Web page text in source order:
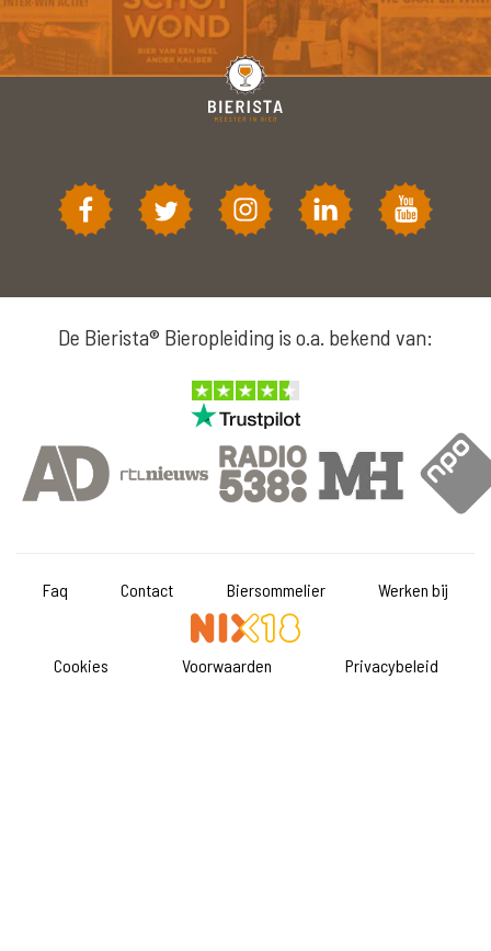
De Bierista® Bieropleiding is o.a. bekend van:
Faq Contact Biersommelier Werken bij
Cookies Voorwaarden Privacybeleid